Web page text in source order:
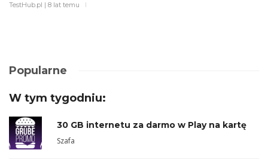
TestHub.pl | 8 lat temu
Popularne
W tym tygodniu:
30 GB internetu za darmo w Play na kartę
Szafa